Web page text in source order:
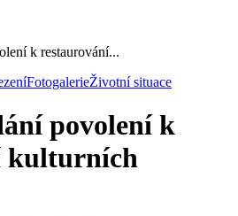
k restaurování...
FotogalerieŽivotní situace
povolení k
kulturních